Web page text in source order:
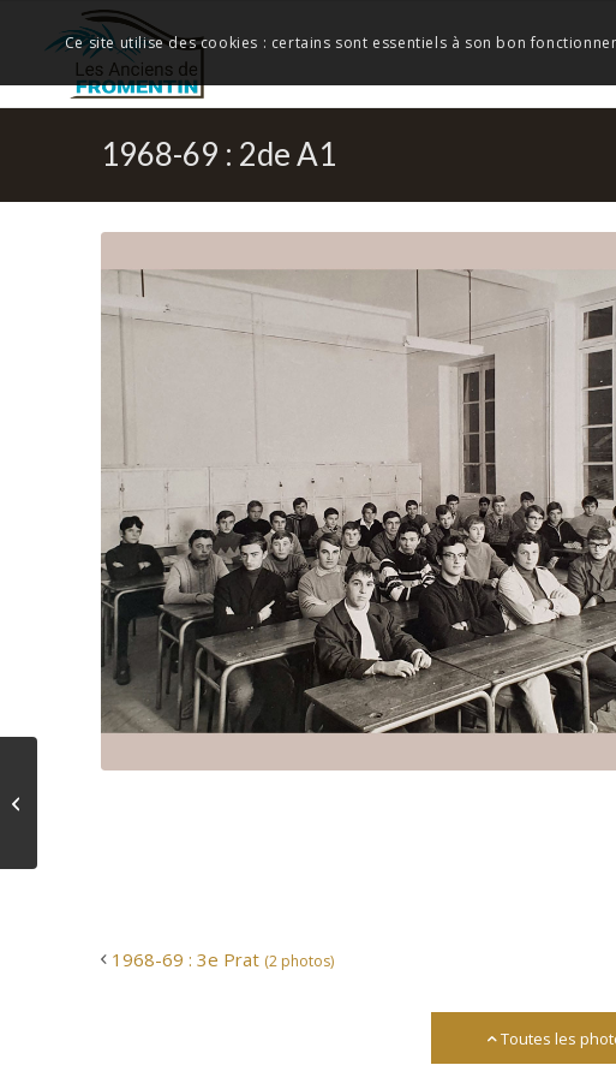
1968-69 : 2de A1
1968-69 : 3e Prat (2 photos)
Toutes les
Ce site utilise des cookies : certains sont essentiels à son bon